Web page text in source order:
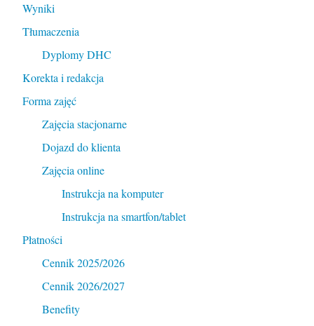
Wyniki
Tłumaczenia
Dyplomy DHC
Korekta i redakcja
Forma zajęć
Zajęcia stacjonarne
Dojazd do klienta
Zajęcia online
Instrukcja na komputer
Instrukcja na smartfon/tablet
Płatności
Cennik 2025/2026
Cennik 2026/2027
Benefity